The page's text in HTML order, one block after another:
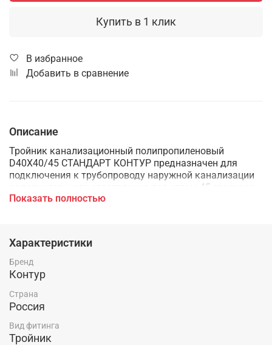
Купить в 1 клик
В избранное
Добавить в сравнение
Описание
Тройник канализационный полипропиленовый
D40Х40/45 СТАНДАРТ КОНТУР предназначен для
подключения к трубопроводу наружной канализации
дополнительного ответвления под углом 45 градусов
Показать полностью
Характеристики
Бренд
Контур
Страна
Россия
Вид фитинга
Тройник